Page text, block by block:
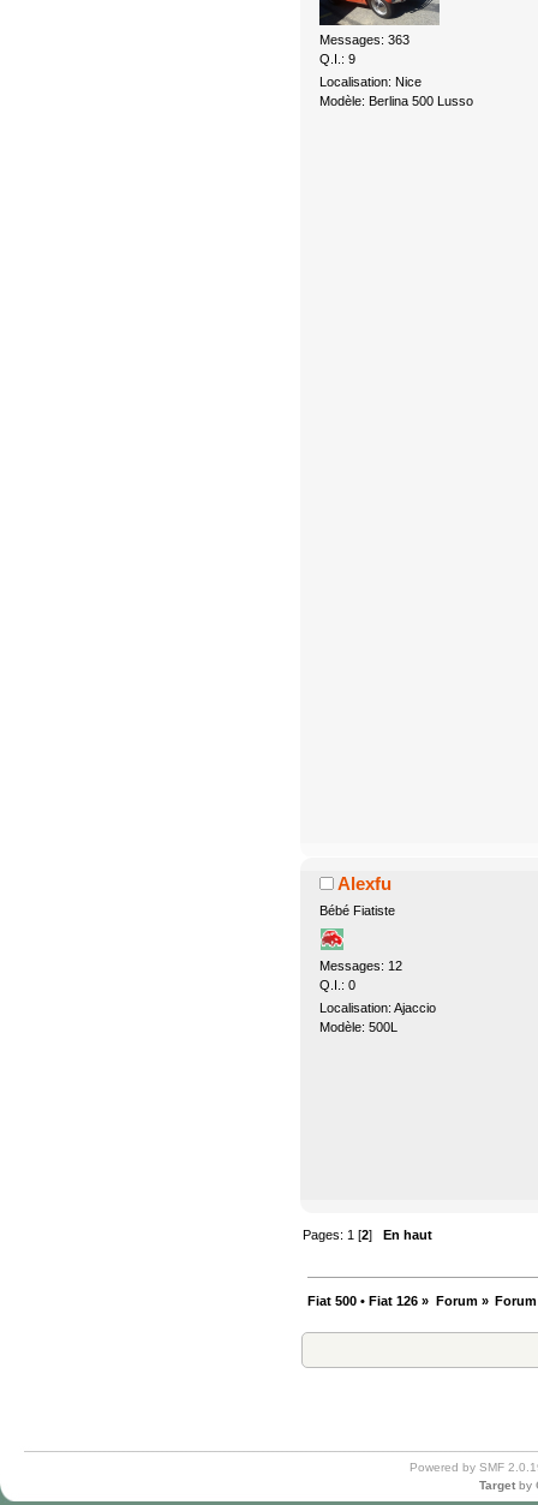
Messages: 363
Q.I.: 9
Localisation: Nice
Modèle: Berlina 500 Lusso
Alexfu
Bébé Fiatiste
Messages: 12
Q.I.: 0
Localisation: Ajaccio
Modèle: 500L
Pages: 1 [2]En haut
Fiat 500 • Fiat 126 » Forum»
Powered by SMF
Target by